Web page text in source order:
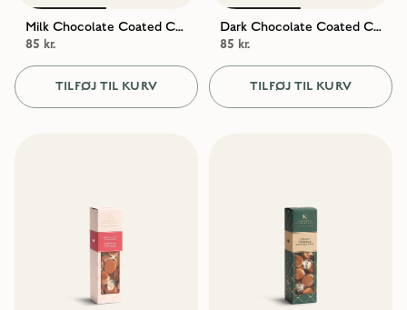
Milk Chocolate Coated Caramels With Sea Salt
85 kr.
TILFØJ TIL KURV
Dark Chocolate Coated Caramels With Sea Salt
85 kr.
TILFØJ TIL KURV